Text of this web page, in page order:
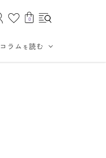
0
コラム を読む